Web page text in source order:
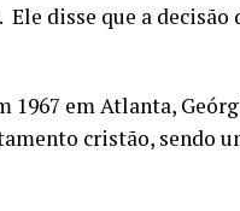
disse que a
em Atlanta,
cristão, sendo